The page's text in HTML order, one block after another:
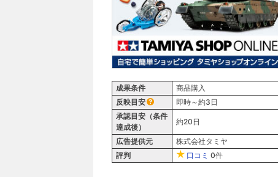
成果条件
商品購入
反映目安
即時～約3日
承認目安（条件
達成後）
約20日
広告提供元
株式会社タミヤ
評判
口コミ 0件